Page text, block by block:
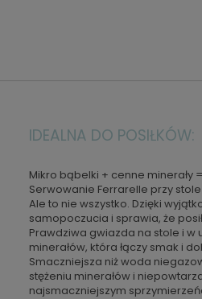
IDEALNA DO POSIŁKÓW:
Mikro bąbelki + cenne minerały
Serwowanie Ferrarelle przy
Ale to nie wszystko. Dzięki
samopoczucia i sprawia, że
Prawdziwa gwiazda na stole i w
minerałów, która łączy smak i
Smaczniejsza niż woda
stężeniu minerałów i
najsmaczniejszym